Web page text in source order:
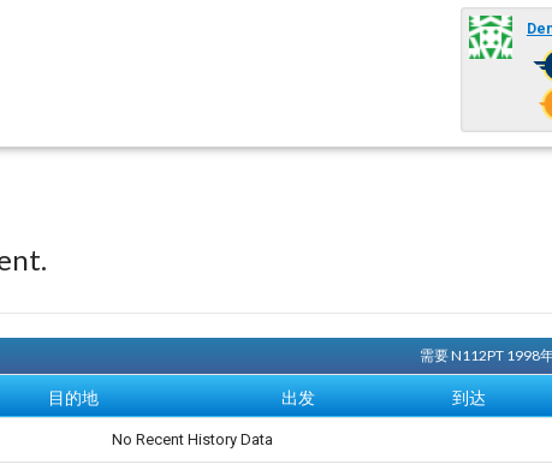
需要 N112PT 1998
目的地 出发 到达
No Recent History Data